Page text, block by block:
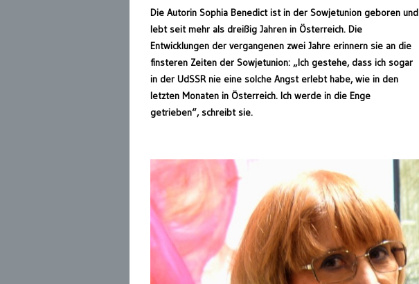
Die Autorin Sophia Benedict ist in der Sowjetunion geboren und
lebt seit mehr als dreißig Jahren in Österreich. Die
Entwicklungen der vergangenen zwei Jahre erinnern sie an die
finsteren Zeiten der Sowjetunion: „Ich gestehe, dass ich sogar
in der UdSSR nie eine solche Angst erlebt habe, wie in den
letzten Monaten in Österreich. Ich werde in die Enge
getrieben“, schreibt sie.